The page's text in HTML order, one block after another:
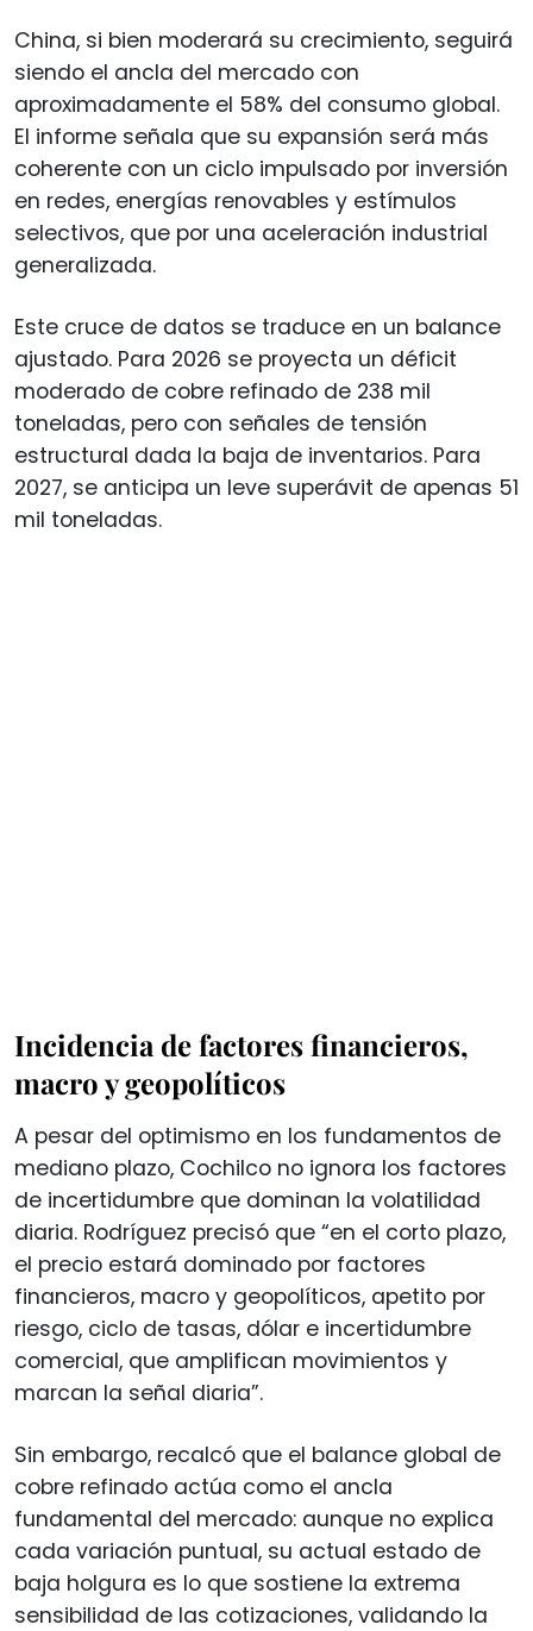
China, si bien moderará su crecimiento, seguirá
siendo el ancla del mercado con
aproximadamente el 58% del consumo global.
El informe señala que su expansión será más
coherente con un ciclo impulsado por inversión
en redes, energías renovables y estímulos
selectivos, que por una aceleración industrial
generalizada.
Este cruce de datos se traduce en un balance
ajustado. Para 2026 se proyecta un déficit
moderado de cobre refinado de 238 mil
toneladas, pero con señales de tensión
estructural dada la baja de inventarios. Para
2027, se anticipa un leve superávit de apenas 51
mil toneladas.
Incidencia de factores financieros,
macro y geopolíticos
A pesar del optimismo en los fundamentos de
mediano plazo, Cochilco no ignora los factores
de incertidumbre que dominan la volatilidad
diaria. Rodríguez precisó que “en el corto plazo,
el precio estará dominado por factores
financieros, macro y geopolíticos, apetito por
riesgo, ciclo de tasas, dólar e incertidumbre
comercial, que amplifican movimientos y
marcan la señal diaria”.
Sin embargo, recalcó que el balance global de
cobre refinado actúa como el ancla
fundamental del mercado: aunque no explica
cada variación puntual, su actual estado de
baja holgura es lo que sostiene la extrema
sensibilidad de las cotizaciones, validando la